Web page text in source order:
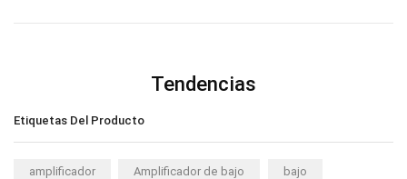
Tendencias
Etiquetas Del Producto
amplificador Amplificador de bajo bajo